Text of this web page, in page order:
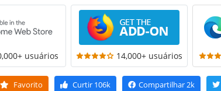
usuários 14,000+ usuários
Favorito Curtir106k Compartilhar2k